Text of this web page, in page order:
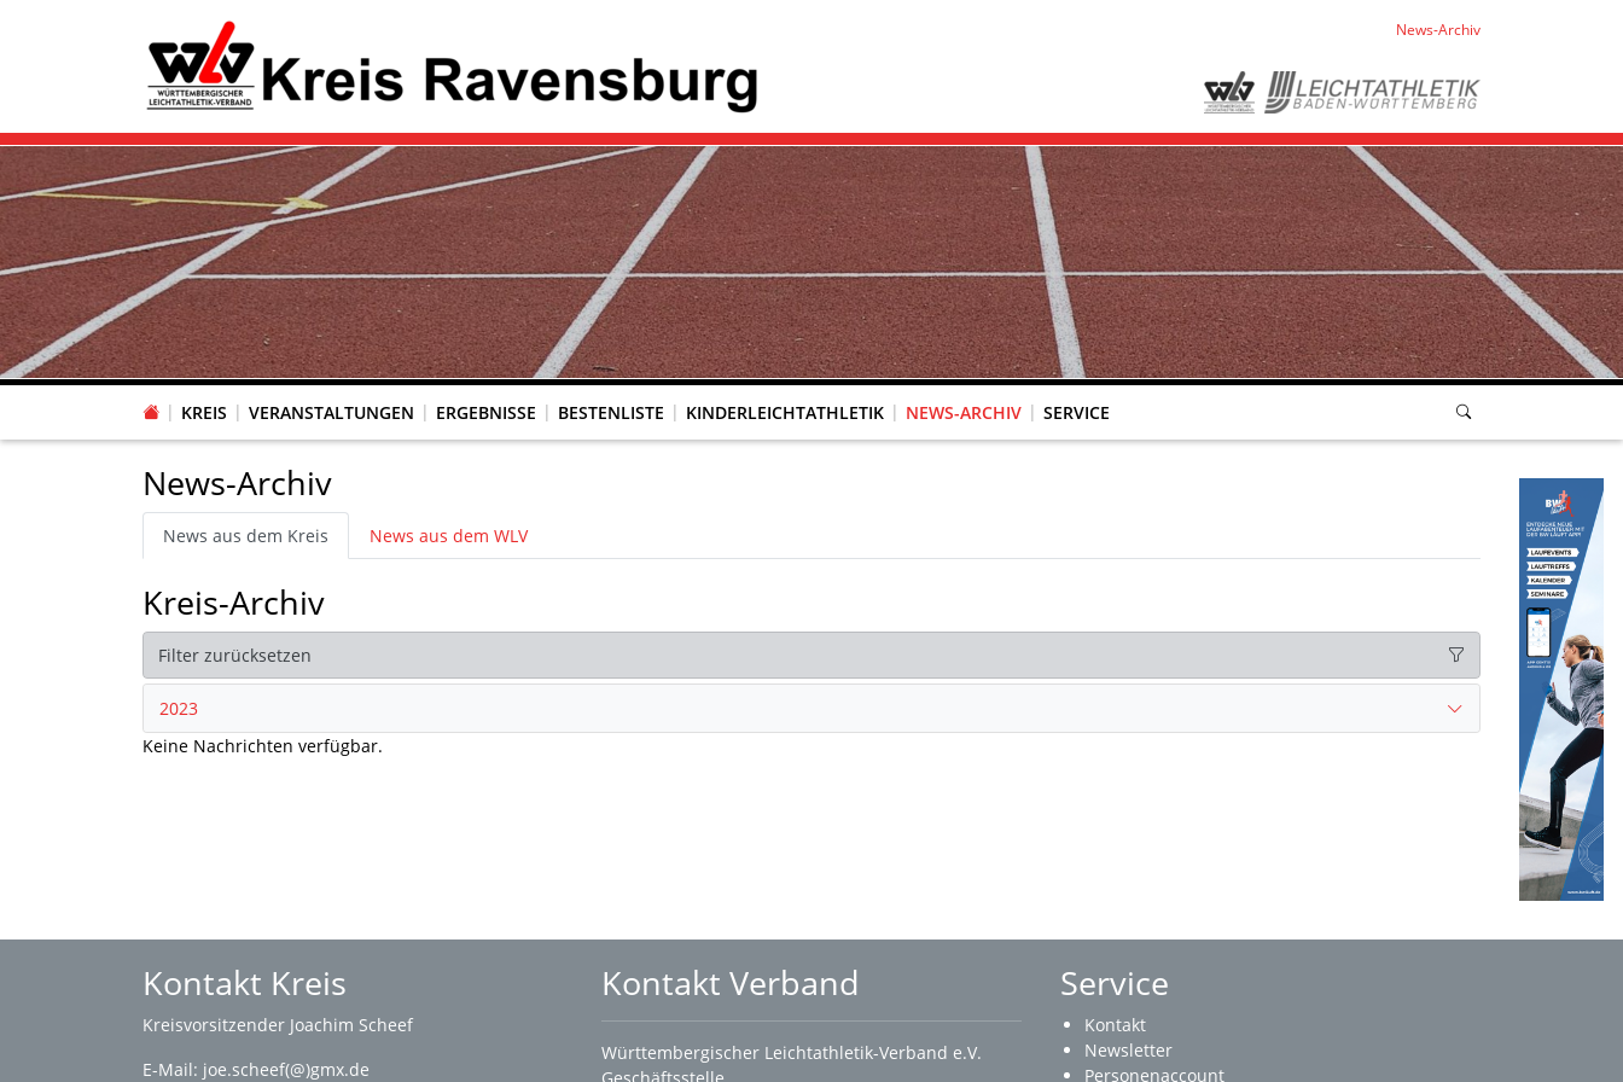
News-Archiv
KREIS VERANSTALTUNGEN ERGEBNISSE BESTENLISTE KINDERLEICHTATHLETIK NEWS-ARCHIV SERVICE
News-Archiv
News aus dem Kreis News aus dem WLV
Kreis-Archiv
Filter zurücksetzen
2023
Keine Nachrichten verfügbar.
Kontakt Kreis
Kreisvorsitzender Joachim Scheef
E-Mail: joe.scheef(@)gmx.de
Kontakt Verband
Württembergischer Leichtathletik-Verband e.V.
Service
Kontakt
Newsletter
Personenaccount